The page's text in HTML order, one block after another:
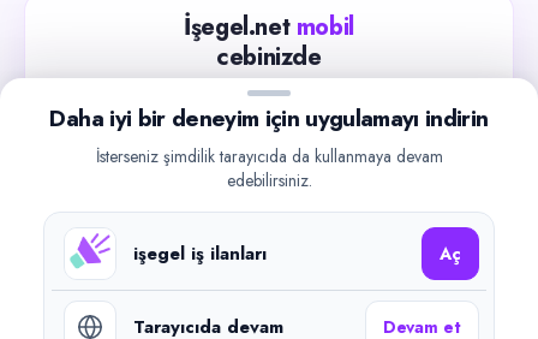
İşegel.net mobil
cebinizde
Güncel iş ilanlarını takip edin, işverenlerle hızlıca
iletişime geçin.
Google Play
©2026işegel.net. Tüm hakları saklıdır.
Daha iyi bir deneyim için uygulamayı indirin
İsterseniz şimdilik tarayıcıda da kullanmaya devam
edebilirsiniz.
işegel iş ilanları Aç
Tarayıcıda devam Devam et